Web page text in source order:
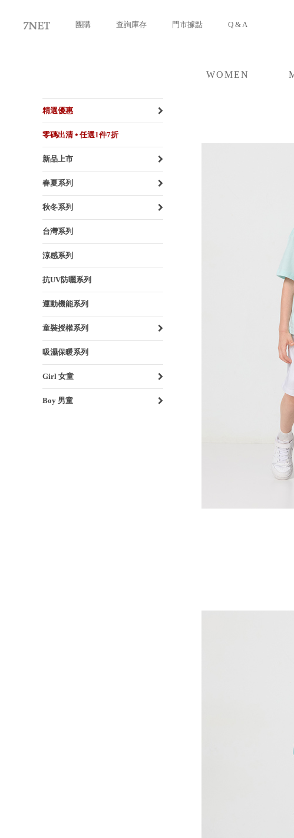
團購 查詢庫存 門市據點 Q & A
WOMEN
精選優惠
零碼出清 ⦁ 任選1件7折
新品上市
春夏系列
秋冬系列
台灣系列
涼感系列
抗UV防曬系列
運動機能系列
童裝授權系列
吸濕保暖系列
Girl 女童
Boy 男童